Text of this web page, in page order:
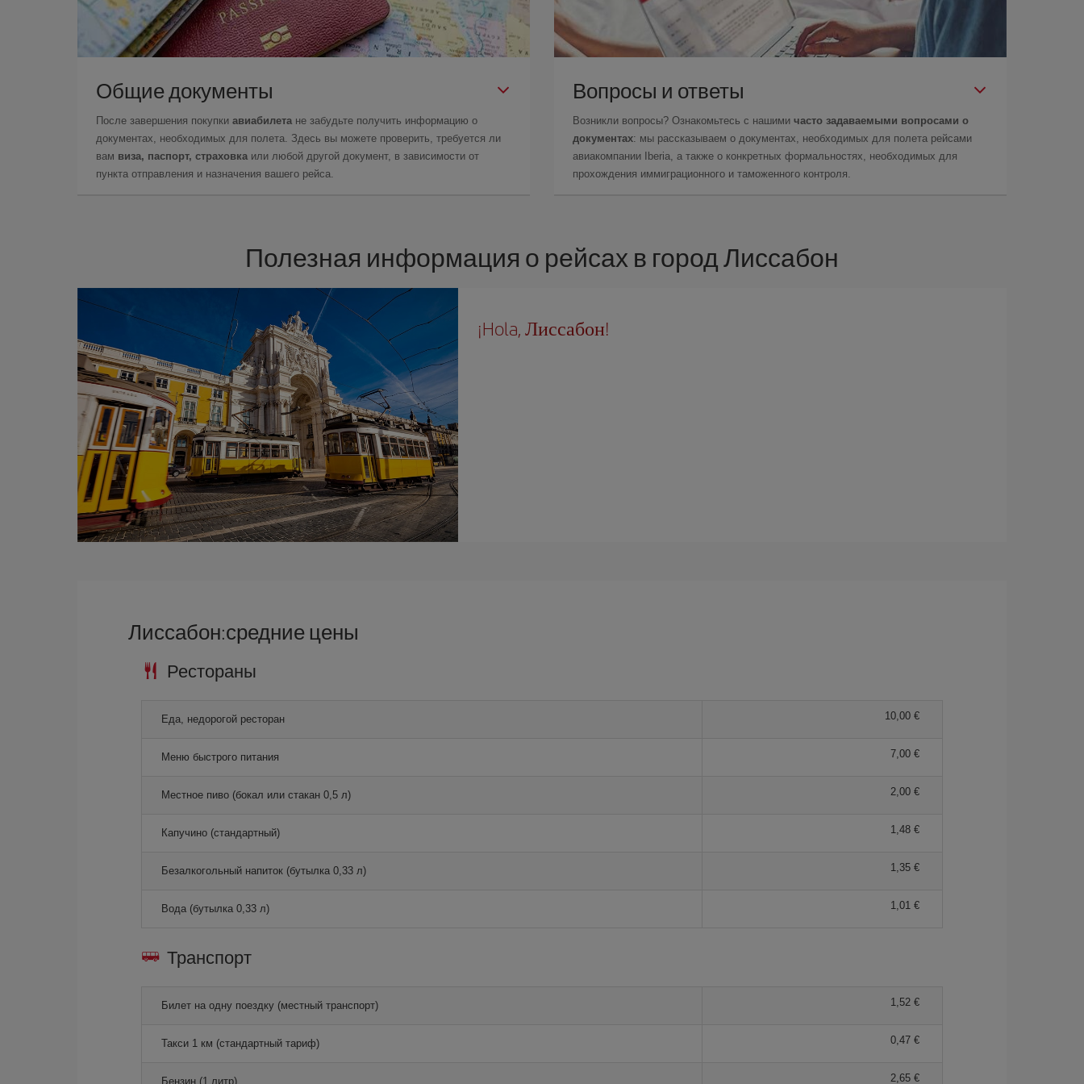
Общие документы
После завершения покупки авиабилета не забудьте получить информацию о
документах, необходимых для полета. Здесь вы можете проверить, требуется ли
вам виза, паспорт, страховка или любой другой документ, в зависимости от
пункта отправления и назначения вашего рейса.
Вопросы и ответы
Возникли вопросы? Ознакомьтесь с нашими часто задаваемыми вопросами о
документах: мы рассказываем о документах, необходимых для полета рейсами
авиакомпании Iberia, а также о конкретных формальностях, необходимых для
прохождения иммиграционного и таможенного контроля.
Полезная информация о рейсах в город Лиссабон
¡Hola, Лиссабон!
Лиссабон:средние цены
Рестораны
Еда, недорогой ресторан 10,00 €
Меню быстрого питания 7,00 €
Местное пиво (бокал или стакан 0,5 л) 2,00 €
Капучино (стандартный) 1,48 €
Безалкогольный напиток (бутылка 0,33 л) 1,35 €
Вода (бутылка 0,33 л) 1,01 €
Транспорт
Билет на одну поездку (местный транспорт) 1,52 €
Такси 1 км (стандартный тариф) 0,47 €
Бензин (1 литр) 2,65 €